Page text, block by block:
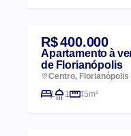
R$ 400.000
Apartamento à
de Florianópolis
Centro, Florianópolis
1
1 45m²